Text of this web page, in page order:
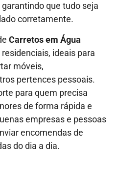
que tudo seja
corretamente.
Carretos em Água
ideais para
móveis,
pertences pessoais.
para quem precisa
de forma rápida e
empresas e pessoas
encomendas de
do dia a dia.